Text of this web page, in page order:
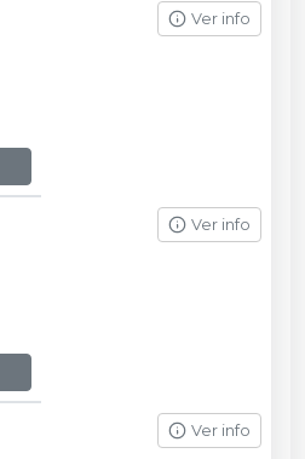
Ver info
Ver info
Ver info